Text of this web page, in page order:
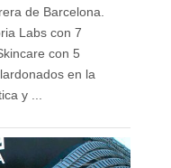
de Barcelona.
Labs con 7
con 5
en la
y ...